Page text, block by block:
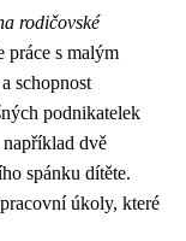
rodičovské
práce s malým
schopnost
podnikatelek
dvě
spánku dítěte.
úkoly, které